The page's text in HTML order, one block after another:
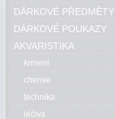
DÁRKOVÉ PŘEDMĚTY
DÁRKOVÉ POUKAZY
AKVARISTIKA
krmení
chemie
technika
léčiva